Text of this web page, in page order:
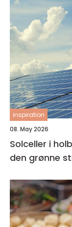
inspiration
08. May 2026
Solceller i
den grønne